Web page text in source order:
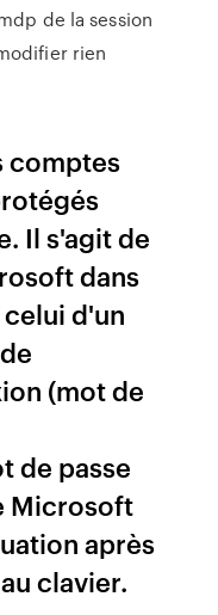
de la session
rien
comptes
Il s'agit de
dans
d'un
(mot de
de passe
Microsoft
après
clavier.